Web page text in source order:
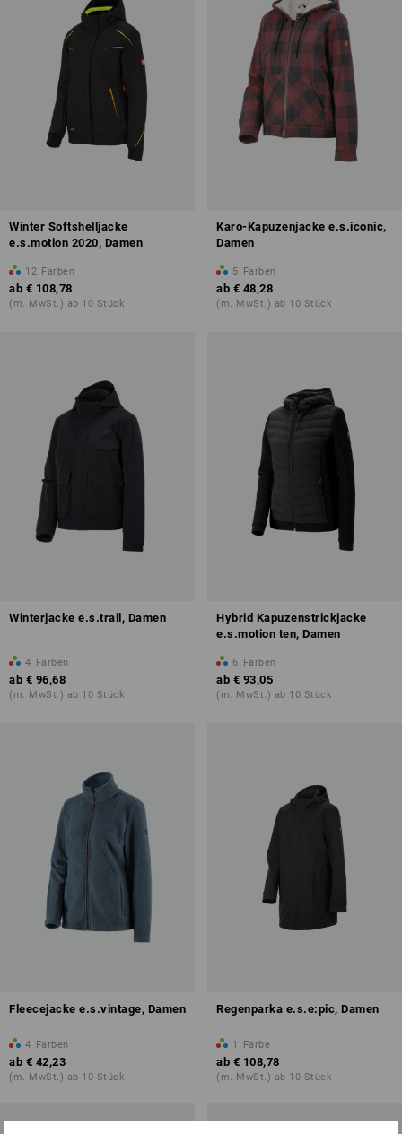
Winter Softshelljacke
e.s.motion 2020, Damen
12 Farben
ab € 108,78
(m. MwSt.) ab 10 Stück
Karo-Kapuzenjacke e.s.iconic,
Damen
5 Farben
ab € 48,28
(m. MwSt.) ab 10 Stück
Winterjacke e.s.trail, Damen
4 Farben
ab € 96,68
(m. MwSt.) ab 10 Stück
Hybrid Kapuzenstrickjacke
e.s.motion ten, Damen
6 Farben
ab € 93,05
(m. MwSt.) ab 10 Stück
Fleecejacke e.s.vintage, Damen
4 Farben
ab € 42,23
(m. MwSt.) ab 10 Stück
Regenparka e.s.e:pic, Damen
1 Farbe
ab € 108,78
(m. MwSt.) ab 10 Stück